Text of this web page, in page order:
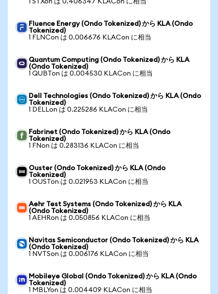
1 STXon は 0.406347 KLACon に相当
Fluence Energy (Ondo Tokenized) から KLA (Ondo
Tokenized)
1 FLNCon は 0.006676 KLACon に相当
Quantum Computing (Ondo Tokenized) から KLA
(Ondo Tokenized)
1 QUBTon は 0.004530 KLACon に相当
Dell Technologies (Ondo Tokenized) から KLA (Ondo
Tokenized)
1 DELLon は 0.225286 KLACon に相当
Fabrinet (Ondo Tokenized) から KLA (Ondo
Tokenized)
1 FNon は 0.283136 KLACon に相当
Ouster (Ondo Tokenized) から KLA (Ondo
Tokenized)
1 OUSTon は 0.021953 KLACon に相当
Aehr Test Systems (Ondo Tokenized) から KLA
(Ondo Tokenized)
1 AEHRon は 0.050856 KLACon に相当
Navitas Semiconductor (Ondo Tokenized) から KLA
(Ondo Tokenized)
1 NVTSon は 0.006176 KLACon に相当
Mobileye Global (Ondo Tokenized) から KLA (Ondo
Tokenized)
1 MBLYon は 0.004409 KLACon に相当